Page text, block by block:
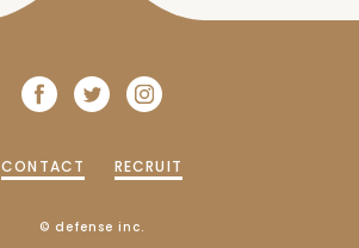
CONTACT RECRUIT
© defense inc.